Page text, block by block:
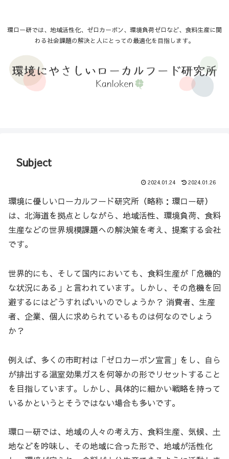
環ロー研では、地域活性化、ゼロカーボン、環境負荷ゼロなど、食料生産に関
わる社会課題の解決と人にとっての最適化を目指します。
Subject
2024.01.24 2024.01.26
環境に優しいローカルフード研究所（略称：環ロー研）
は、北海道を拠点としながら、地域活性、環境負荷、食料
生産などの世界規模課題への解決策を考え、提案する会社
です。
世界的にも、そして国内においても、食料生産が「危機的
な状況にある」と言われています。しかし、その危機を回
避するにはどうすればいいのでしょうか？ 消費者、生産
者、企業、個人に求められているものは何なのでしょう
か？
例えば、多くの市町村は「ゼロカーボン宣言」をし、自ら
が排出する温室効果ガスを何等かの形でリセットすること
を目指しています。しかし、具体的に細かい戦略を持って
いるかというとそうではない場合も多いです。
環ロー研では、地域の人々の考え方、食料生産、気候、土
地などを吟味し、その地域に合った形で、地域が活性化